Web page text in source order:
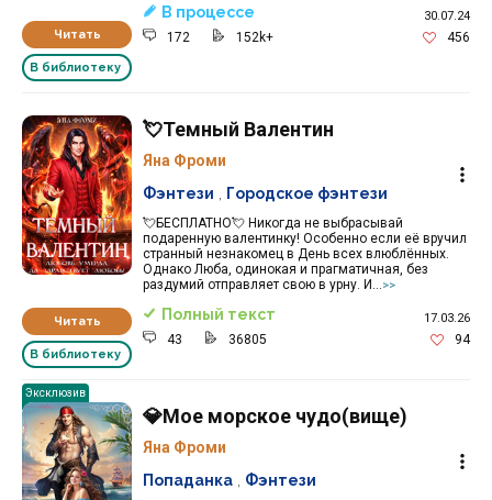
Читать
В библиотеку
В процессе 30.07.24
172 152k+ 456
Читать
В библиотеку
💘Темный Валентин
Яна Фроми
💘БЕСПЛАТНО💘 Никогда не выбрасывай
подаренную валентинку! Особенно если её вручил
странный незнакомец в День всех влюблённых.
Однако Люба, одинокая и прагматичная, без
раздумий отправляет свою в урну. И...
>>
Фэнтези Городское фэнтези
Полный текст 17.03.26
43 36805 94
Эксклюзив
💎Мое морское чудо(вище)
Яна Фроми
Попаданка Фэнтези